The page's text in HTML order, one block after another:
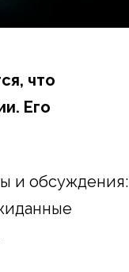
что
Его
и обсуждения: